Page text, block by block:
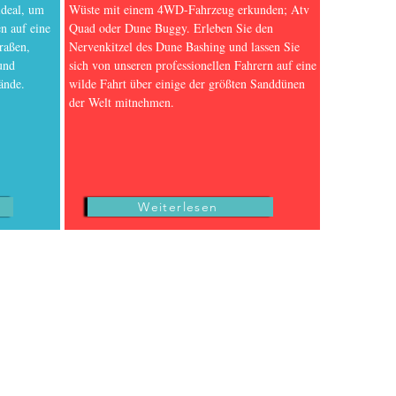
um
auf eine
Wüste mit einem 4WD-Fahrzeug erkunden; Atv
Quad oder Dune Buggy. Erleben Sie den
Nervenkitzel des Dune Bashing und lassen Sie
sich von unseren professionellen Fahrern auf eine
wilde Fahrt über einige der größten Sanddünen
der Welt mitnehmen.
Weiterlesen